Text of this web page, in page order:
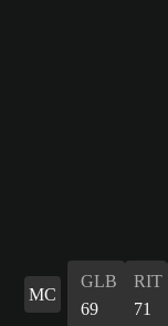
MC
GLB
69
RIT
71